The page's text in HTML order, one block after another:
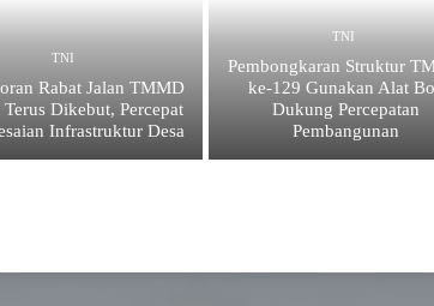
TNI
Rabat Jalan TMMD
Dikebut, Percepat
Infrastruktur Desa
TNI
Pembongkaran Struktur
ke-129 Gunakan Alat
Dukung Percepatan
Pembangunan